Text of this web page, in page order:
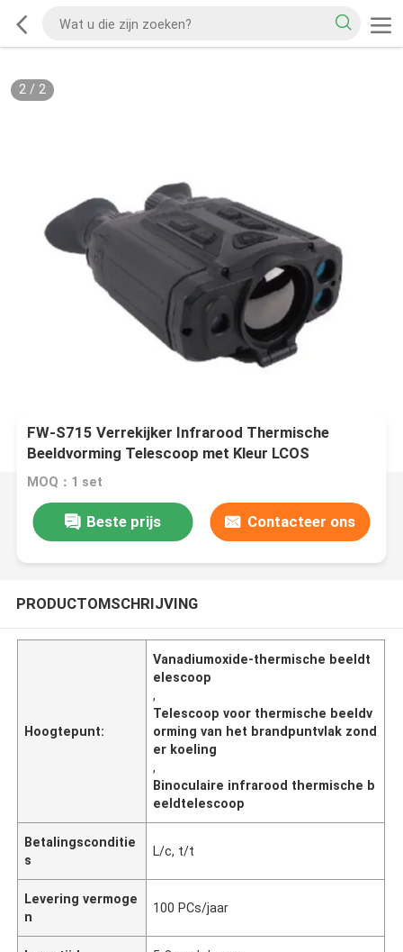
2/ 2
FW-S715 Verrekijker Infrarood Thermische
Beeldvorming Telescoop met Kleur LCOS
1440×1080 Display, ≤35mk@30℃ NETD, en 50mm
MOQ：1 set
Beste prijs Contacteer ons
PRODUCTOMSCHRIJVING
Hoogtepunt:
Vanadiumoxide-thermische beeldt
elescoop
,
Telescoop voor thermische beeldv
orming van het brandpuntvlak zond
er koeling
,
Binoculaire infrarood thermische b
eeldtelescoop
Betalingsconditie
s
L/c, t/t
Levering vermoge
n
100 PCs/jaar